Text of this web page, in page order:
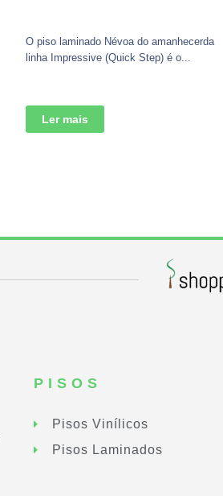
O piso laminado Névoa do amanhecerda
linha Impressive (Quick Step) é o...
Ler mais
PISOS
Pisos Vinílicos
Pisos Laminados